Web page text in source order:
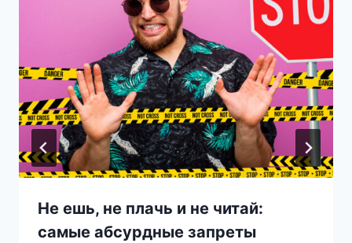
Не ешь, не плачь и не читай:
самые абсурдные запреты